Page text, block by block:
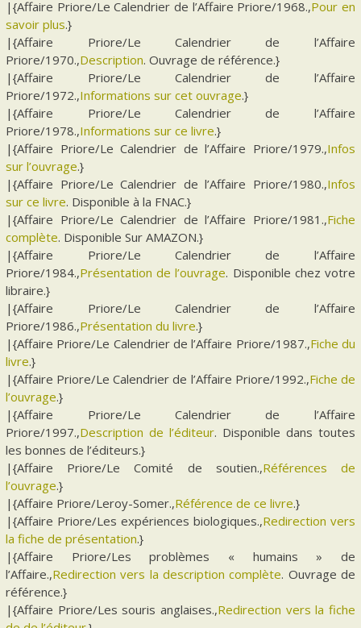
|{Affaire Priore/Le Calendrier de l’Affaire Priore/1968.,Pour en
savoir plus.}
|{Affaire Priore/Le Calendrier de l’Affaire
Priore/1970.,Description. Ouvrage de référence.}
|{Affaire Priore/Le Calendrier de l’Affaire
Priore/1972.,Informations sur cet ouvrage.}
|{Affaire Priore/Le Calendrier de l’Affaire
Priore/1978.,Informations sur ce livre.}
|{Affaire Priore/Le Calendrier de l’Affaire Priore/1979.,Infos
sur l’ouvrage.}
|{Affaire Priore/Le Calendrier de l’Affaire Priore/1980.,Infos
sur ce livre. Disponible à la FNAC.}
|{Affaire Priore/Le Calendrier de l’Affaire Priore/1981.,Fiche
complète. Disponible Sur AMAZON.}
|{Affaire Priore/Le Calendrier de l’Affaire
Priore/1984.,Présentation de l’ouvrage. Disponible chez votre
libraire.}
|{Affaire Priore/Le Calendrier de l’Affaire
Priore/1986.,Présentation du livre.}
|{Affaire Priore/Le Calendrier de l’Affaire Priore/1987.,Fiche du
livre.}
|{Affaire Priore/Le Calendrier de l’Affaire Priore/1992.,Fiche de
l’ouvrage.}
|{Affaire Priore/Le Calendrier de l’Affaire
Priore/1997.,Description de l’éditeur. Disponible dans toutes
les bonnes de l’éditeurs.}
|{Affaire Priore/Le Comité de soutien.,Références de
l’ouvrage.}
|{Affaire Priore/Leroy-Somer.,Référence de ce livre.}
|{Affaire Priore/Les expériences biologiques.,Redirection vers
la fiche de présentation.}
|{Affaire Priore/Les problèmes « humains » de
l’Affaire.,Redirection vers la description complète. Ouvrage de
référence.}
|{Affaire Priore/Les souris anglaises.,Redirection vers la fiche